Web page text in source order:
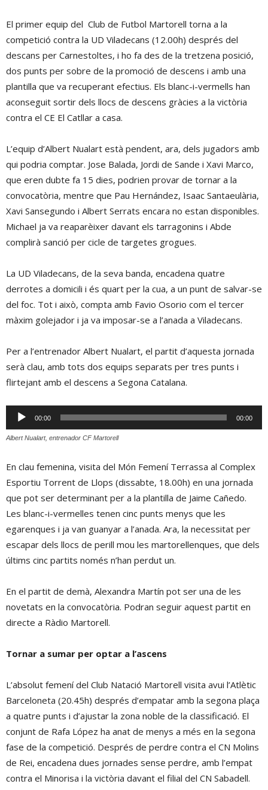
El primer equip del Club de Futbol Martorell torna a la
competició contra la UD Viladecans (12.00h) després del
descans per Carnestoltes, i ho fa des de la tretzena posició,
dos punts per sobre de la promoció de descens i amb una
plantilla que va recuperant efectius. Els blanc-i-vermells han
aconseguit sortir dels llocs de descens gràcies a la victòria
contra el CE El Catllar a casa.
L’equip d’Albert Nualart està pendent, ara, dels jugadors amb
qui podria comptar. Jose Balada, Jordi de Sande i Xavi Marco,
que eren dubte fa 15 dies, podrien provar de tornar a la
convocatòria, mentre que Pau Hernández, Isaac Santaeulària,
Xavi Sansegundo i Albert Serrats encara no estan disponibles.
Michael ja va reaparèixer davant els tarragonins i Abde
complirà sanció per cicle de targetes grogues.
La UD Viladecans, de la seva banda, encadena quatre
derrotes a domicili i és quart per la cua, a un punt de salvar-se
del foc. Tot i això, compta amb Favio Osorio com el tercer
màxim golejador i ja va imposar-se a l’anada a Viladecans.
Per a l’entrenador Albert Nualart, el partit d’aquesta jornada
serà clau, amb tots dos equips separats per tres punts i
flirtejant amb el descens a Segona Catalana.
Reproductor
d'àudio
00:00 00:00
Albert Nualart, entrenador CF Martorell
En clau femenina, visita del Món Femení Terrassa al Complex
Esportiu Torrent de Llops (dissabte, 18.00h) en una jornada
que pot ser determinant per a la plantilla de Jaime Cañedo.
Les blanc-i-vermelles tenen cinc punts menys que les
egarenques i ja van guanyar a l’anada. Ara, la necessitat per
escapar dels llocs de perill mou les martorellenques, que dels
últims cinc partits només n’han perdut un.
En el partit de demà, Alexandra Martín pot ser una de les
novetats en la convocatòria. Podran seguir aquest partit en
directe a Ràdio Martorell.
Tornar a sumar per optar a l’ascens
L’absolut femení del Club Natació Martorell visita avui l’Atlètic
Barceloneta (20.45h) després d’empatar amb la segona plaça
a quatre punts i d’ajustar la zona noble de la classificació. El
conjunt de Rafa López ha anat de menys a més en la segona
fase de la competició. Després de perdre contra el CN Molins
de Rei, encadena dues jornades sense perdre, amb l’empat
contra el Minorisa i la victòria davant el filial del CN Sabadell.